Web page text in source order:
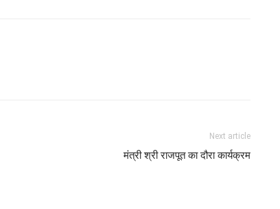
Next article
मंत्री श्री राजपूत का दौरा कार्यक्रम